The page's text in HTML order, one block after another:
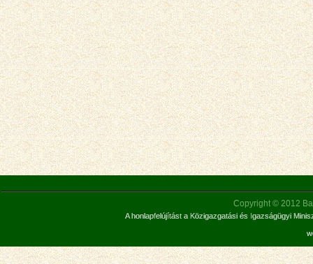
Copyright © 2012
A honlapfelújítást a Közigazgatási és Igazságügyi